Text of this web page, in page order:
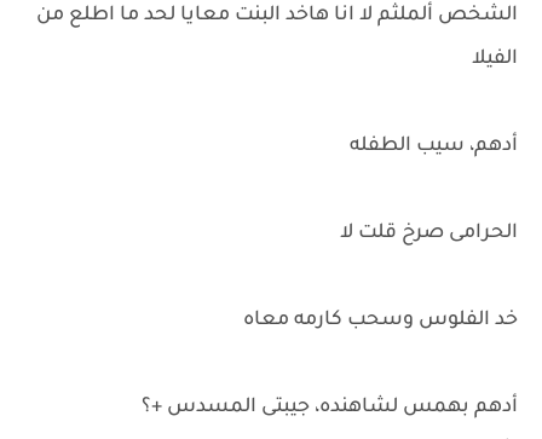
الشخص ألملثم لا انا هاخد البنت معايا لحد ما اطلع من
الفيلا
أدهم، سيب الطفله
الحرامى صرخ قلت لا
خد الفلوس وسحب كارمه معاه
أدهم بهمس لشاهنده، جيبتى المسدس +؟